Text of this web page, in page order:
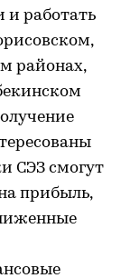
и работать
районах,
СЭЗ смогут
прибыль,